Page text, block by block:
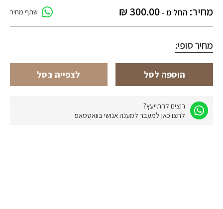
מחיר: החל מ - 300.00
₪ שתף מחיר
מחיר סופי:
הוספה לסל לצפייה בסל
רוצים להתייעץ?
לחצו כאן למעבר למענה אנושי בוואטסאפ